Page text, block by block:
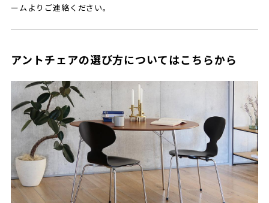
ームよりご連絡ください。
アントチェアの選び方についてはこちらから